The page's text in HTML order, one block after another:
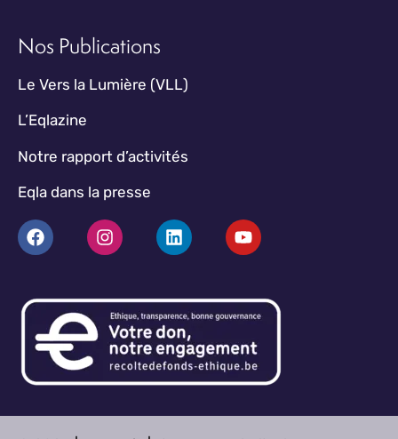
Nos Publications
Le Vers la Lumière (VLL)
L’Eqlazine
Notre rapport d’activités
Eqla dans la presse